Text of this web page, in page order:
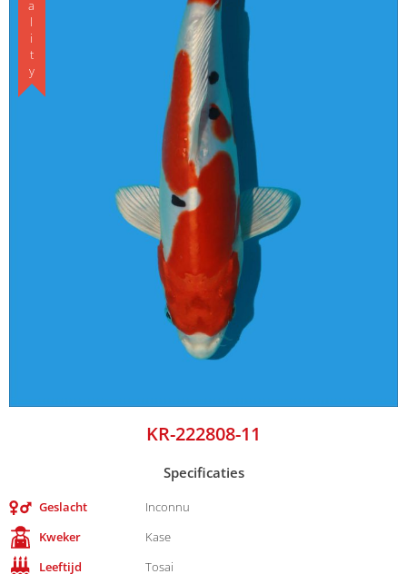
KR-222808-11
Specificaties
Geslacht
Inconnu
Kweker
Kase
Leeftijd
Tosai